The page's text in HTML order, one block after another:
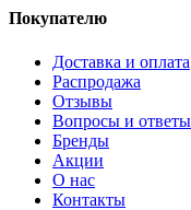
Покупателю
Доставка и оплата
Распродажа
Отзывы
Вопросы и ответы
Бренды
Акции
О нас
Контакты